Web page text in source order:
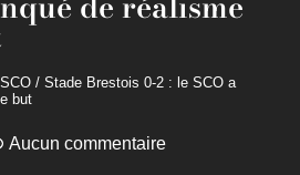
/ Stade Brestois 0-2 : le SCO a
but
Aucun commentaire